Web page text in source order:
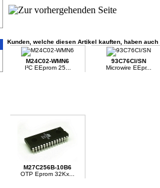
Kunden, welche diesen Artikel kauften, haben
M24C02-WMN6
I²C EEprom 25...
93C76CI/SN
Microwire EEpr...
M27C256B-10B6
OTP Eprom 32Kx...